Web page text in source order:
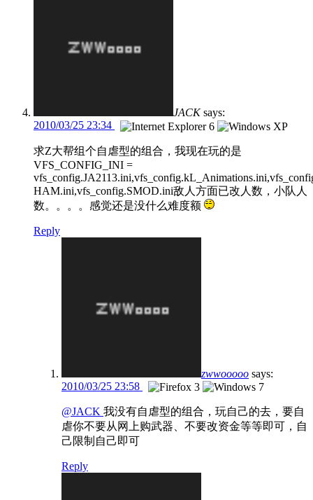
JACK says:
2010/03/25 23:34
求Z大帮组个自虐型的组合，我现在玩的是
VFS_CONFIG_INI =
HAM.ini,vfs_config.SMOD.ini敌人方面已改人数，小队人
数。。。。感觉还是没什么难度额
Reply
zwwooooo says:
2010/03/25 23:58
@JACK 我没有自虐型的组合，玩自己的去，要自
虐你不要从网上购武器、不要改资金等等即可，自
己限制自己即可
Reply